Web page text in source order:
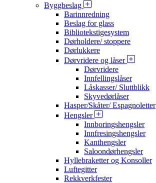
Byggbeslag
Barinnredning
Beslag for glass
Bibliotekstigesystem
Dørholdere/ stoppere
Dørlukkere
Dørvridere og låser
Dørvridere
Innfellingslåser
Låskasser/ Sluttblikk
Skyvedørlåser
Hasper/Skåter/ Espagnoletter
Hengsler
Innboringshengsler
Innfresingshengsler
Kanthengsler
Saloondørhengsler
Hyllebraketter og Konsoller
Luftegitter
Rekkverkfester